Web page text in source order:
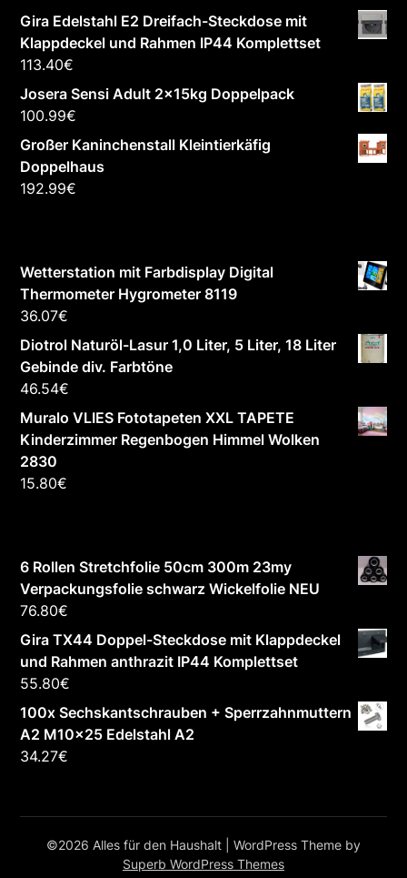
Gira Edelstahl E2 Dreifach-Steckdose mit
Klappdeckel und Rahmen IP44 Komplettset
113.40€
Josera Sensi Adult 2x15kg Doppelpack
100.99€
Großer Kaninchenstall Kleintierkäfig
Doppelhaus
192.99€
Wetterstation mit Farbdisplay Digital
Thermometer Hygrometer 8119
36.07€
Diotrol Naturöl-Lasur 1,0 Liter, 5 Liter, 18 Liter
Gebinde div. Farbtöne
46.54€
Muralo VLIES Fototapeten XXL TAPETE
Kinderzimmer Regenbogen Himmel Wolken
2830
15.80€
6 Rollen Stretchfolie 50cm 300m 23my
Verpackungsfolie schwarz Wickelfolie NEU
76.80€
Gira TX44 Doppel-Steckdose mit Klappdeckel
und Rahmen anthrazit IP44 Komplettset
55.80€
100x Sechskantschrauben + Sperrzahnmuttern
A2 M10x25 Edelstahl A2
34.27€
©2026 Alles für den Haushalt
| WordPress Theme by
Superb WordPress Themes